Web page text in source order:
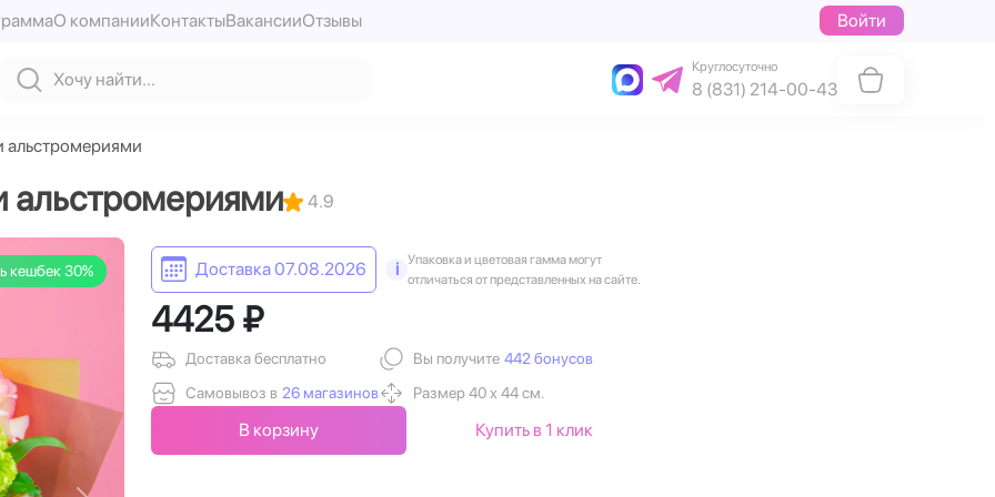
О компанииКонтактыВакансииОтзывы Войти
Круглосуточно
8 (831) 214-00-43
альстромериями
альстромериями 4.9
кешбек 30% Доставка 07.08.2026 i
Упаковка и цветовая гамма могут
отличаться от представленных на сайте.
4425 ₽
Доставка бесплатно
Самовывоз в 26 магазинов
Вы получите 442 бонусов
Размер 40 х 44 см.
В корзину Купить в 1 клик